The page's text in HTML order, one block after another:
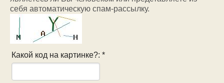
себя автоматическую спам-рассылку.
Какой код на картинке?:*